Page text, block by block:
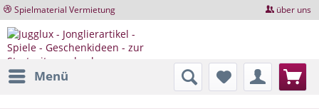
Spielmaterial Vermietung über uns
Menü